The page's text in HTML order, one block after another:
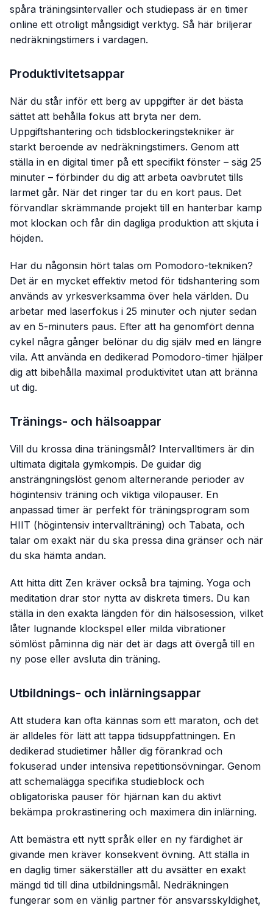
spåra träningsintervaller och studiepass är en timer
online ett otroligt mångsidigt verktyg. Så här briljerar
nedräkningstimers i vardagen.
Produktivitetsappar
När du står inför ett berg av uppgifter är det bästa
sättet att behålla fokus att bryta ner dem.
Uppgiftshantering och tidsblockeringstekniker är
starkt beroende av nedräkningstimers. Genom att
ställa in en digital timer på ett specifikt fönster – säg 25
minuter – förbinder du dig att arbeta oavbrutet tills
larmet går. När det ringer tar du en kort paus. Det
förvandlar skrämmande projekt till en hanterbar kamp
mot klockan och får din dagliga produktion att skjuta i
höjden.
Har du någonsin hört talas om Pomodoro-tekniken?
Det är en mycket effektiv metod för tidshantering som
används av yrkesverksamma över hela världen. Du
arbetar med laserfokus i 25 minuter och njuter sedan
av en 5-minuters paus. Efter att ha genomfört denna
cykel några gånger belönar du dig själv med en längre
vila. Att använda en dedikerad Pomodoro-timer hjälper
dig att bibehålla maximal produktivitet utan att bränna
ut dig.
Tränings- och hälsoappar
Vill du krossa dina träningsmål? Intervalltimers är din
ultimata digitala gymkompis. De guidar dig
ansträngningslöst genom alternerande perioder av
högintensiv träning och viktiga vilopauser. En
anpassad timer är perfekt för träningsprogram som
HIIT (högintensiv intervallträning) och Tabata, och
talar om exakt när du ska pressa dina gränser och när
du ska hämta andan.
Att hitta ditt Zen kräver också bra tajming. Yoga och
meditation drar stor nytta av diskreta timers. Du kan
ställa in den exakta längden för din hälsosession, vilket
låter lugnande klockspel eller milda vibrationer
sömlöst påminna dig när det är dags att övergå till en
ny pose eller avsluta din träning.
Utbildnings- och inlärningsappar
Att studera kan ofta kännas som ett maraton, och det
är alldeles för lätt att tappa tidsuppfattningen. En
dedikerad studietimer håller dig förankrad och
fokuserad under intensiva repetitionsövningar. Genom
att schemalägga specifika studieblock och
obligatoriska pauser för hjärnan kan du aktivt
bekämpa prokrastinering och maximera din inlärning.
Att bemästra ett nytt språk eller en ny färdighet är
givande men kräver konsekvent övning. Att ställa in
en daglig timer säkerställer att du avsätter en exakt
mängd tid till dina utbildningsmål. Nedräkningen
fungerar som en vänlig partner för ansvarsskyldighet,